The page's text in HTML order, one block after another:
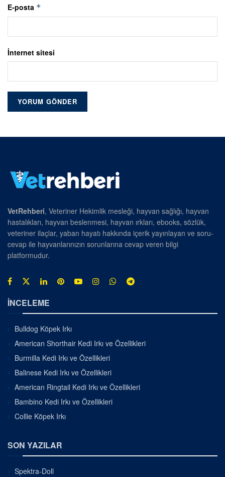
E-posta *
İnternet sitesi
VetRehberi, Veteriner Hekimlik mesleği, hayvan sağlığı, hayvan
hastalıkları, hayvan beslenmesi, hayvan ırkları, ebooks, sözlük,
veteriner ilaçlar, yaban hayatı hakkında içerik yayınlayan ve soru-
cevap ile hayvanlarınızın sorunlarına cevap veren bilgi
platformudur.
İNCELEME
Bulldog Köpek Irkı
American Shorthair Kedi Irkı ve Özellikleri
Burmilla Kedi Irkı ve Özellikleri
Balinese Kedi Irkı ve Özellikleri
American Ringtail Kedi Irkı ve Özellikleri
Bambino Kedi Irkı ve Özellikleri
Collie Köpek Irkı
SON YAZILAR
Spektra-Doll